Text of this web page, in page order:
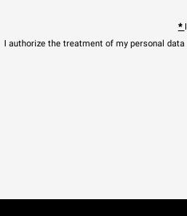
*
I authorize the treatment of my personal